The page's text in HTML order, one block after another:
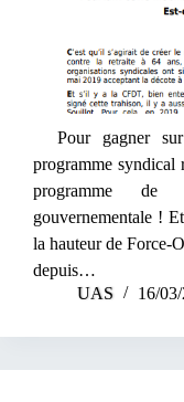
Pour gagner
programme syndical
programme
gouvernementale !
la hauteur de Force-
depuis…
UAS
16/